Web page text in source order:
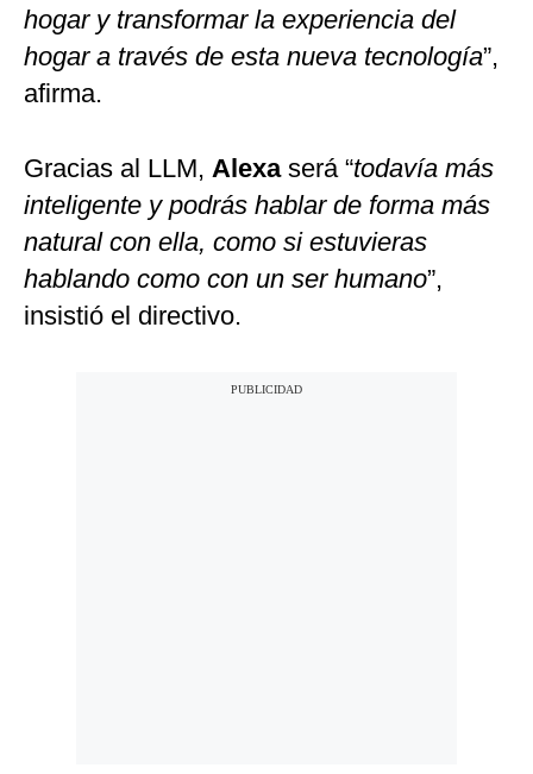
hogar y transformar la experiencia del
hogar a través de esta nueva tecnología”,
afirma.
Gracias al LLM, Alexa será “todavía más
inteligente y podrás hablar de forma más
natural con ella, como si estuvieras
hablando como con un ser humano”,
insistió el directivo.